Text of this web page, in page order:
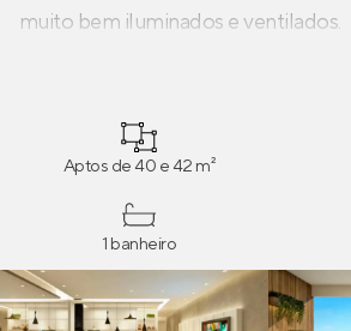
muito bem iluminados e ventilados.
Aptos de 40 e 42 m²
1 banheiro